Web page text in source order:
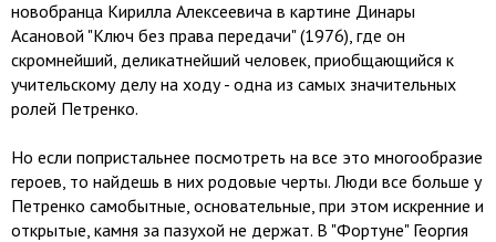
новобранца Кирилла Алексеевича в картине Динары
Асановой "Ключ без права передачи" (1976), где он
скромнейший, деликатнейший человек, приобщающийся к
учительскому делу на ходу - одна из самых значительных
ролей Петренко.
Но если попристальнее посмотреть на все это многообразие
героев, то найдешь в них родовые черты. Люди все больше у
Петренко самобытные, основательные, при этом искренние и
открытые, камня за пазухой не держат. В "Фортуне" Георгия